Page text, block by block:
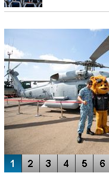
SİNGAPUR AIRSHOW-2020